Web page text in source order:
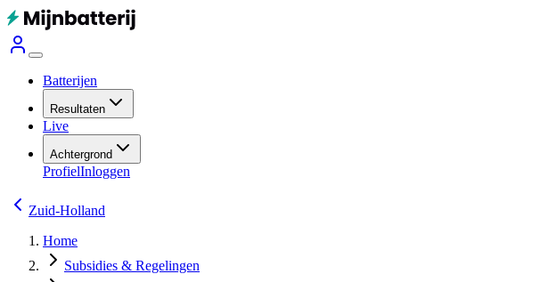
Batterijen
Resultaten
Live
Achtergrond
ProfielInloggen
Zuid-Holland
Home
Subsidies & Regelingen